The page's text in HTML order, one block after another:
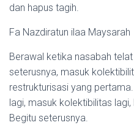
dan hapus tagih.
Fa Nazdiratun ilaa Maysarah
Berawal ketika nasabah
seterusnya, masuk
restrukturisasi yang
lagi, masuk kolektibilitas
Begitu seterusnya.